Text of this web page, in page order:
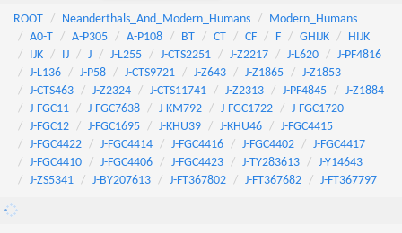
ROOT Neanderthals_And_Modern_Humans
Modern_Humans
A0-T
A-P305 A-P108 BT CT CF F GHIJK
HIJK
IJK
IJ J J-L255 J-CTS2251 J-Z2217 J-L620
J-PF4816
J-L136
J-P58 J-CTS9721 J-Z643 J-Z1865
J-Z1853
J-CTS463
J-Z2324 J-CTS11741 J-Z2313 J-PF4845
J-Z1884
J-FGC11
J-FGC7638 J-KM792 J-FGC1722
J-FGC1720
J-FGC12
J-FGC1695 J-KHU39 J-KHU46
J-FGC4415
J-FGC4422
J-FGC4414 J-FGC4416 J-FGC4402
J-FGC4417
J-FGC4410
J-FGC4406 J-FGC4423 J-TY283613
J-Y14643
J-ZS5341
J-BY207613 J-FT367802 J-FT367682 J-FT367797